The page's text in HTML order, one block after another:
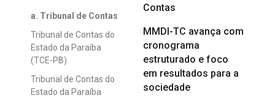
a. Tribunal de Contas
Tribunal de Contas do
Estado da Paraíba
(TCE-PB)
Tribunal de Contas do
Estado da Paraíba
Contas
MMDI-TC avança com
cronograma
estruturado e foco
em resultados para a
sociedade